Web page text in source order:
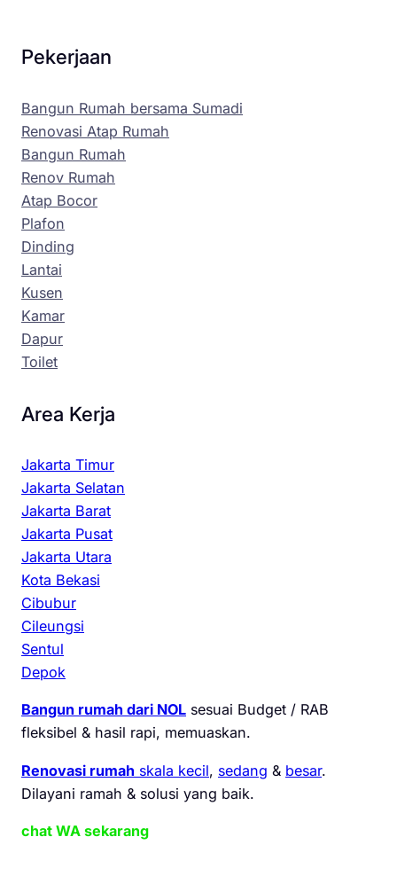
Pekerjaan
Bangun Rumah bersama Sumadi
Renovasi Atap Rumah
Bangun Rumah
Renov Rumah
Atap Bocor
Plafon
Dinding
Lantai
Kusen
Kamar
Dapur
Toilet
Area Kerja
Jakarta Timur
Jakarta Selatan
Jakarta Barat
Jakarta Pusat
Jakarta Utara
Kota Bekasi
Cibubur
Cileungsi
Sentul
Depok
Bangun rumah dari NOL sesuai Budget / RAB
fleksibel & hasil rapi, memuaskan.
Renovasi rumah skala kecil, sedang & besar.
Dilayani ramah & solusi yang baik.
chat WA sekarang